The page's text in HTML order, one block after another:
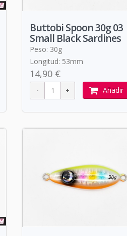
Buttobi Spoon 30g 03
Small Black Sardines
Peso: 30g
Longitud: 53mm
14,90 €
Añadir